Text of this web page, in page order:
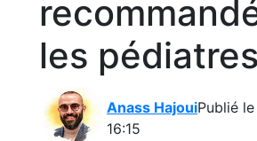
les pédiatres
Anass HajouiPublié
16:15